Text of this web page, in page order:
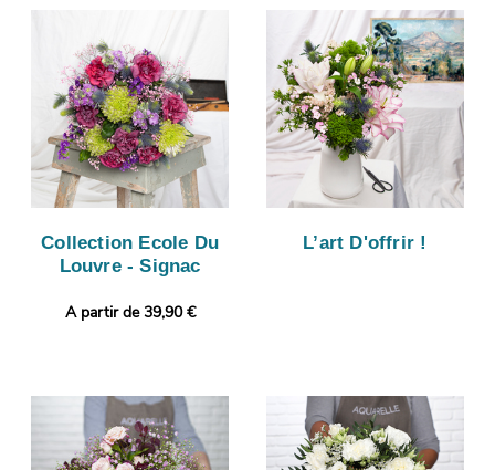
Collection Ecole Du
Louvre - Signac
A partir de 39,90 €
L’art D'offrir !